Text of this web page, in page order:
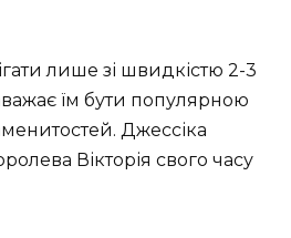
лише зі швидкістю 2-3
їм бути популярною
Джессіка
Вікторія свого часу